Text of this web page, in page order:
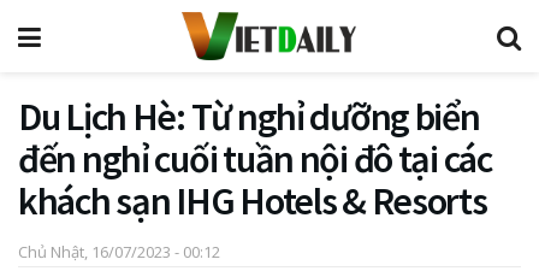
Du Lịch Hè: Từ nghỉ dưỡng biển
đến nghỉ cuối tuần nội đô tại các
khách sạn IHG Hotels & Resorts
Chủ Nhật, 16/07/2023 - 00:12